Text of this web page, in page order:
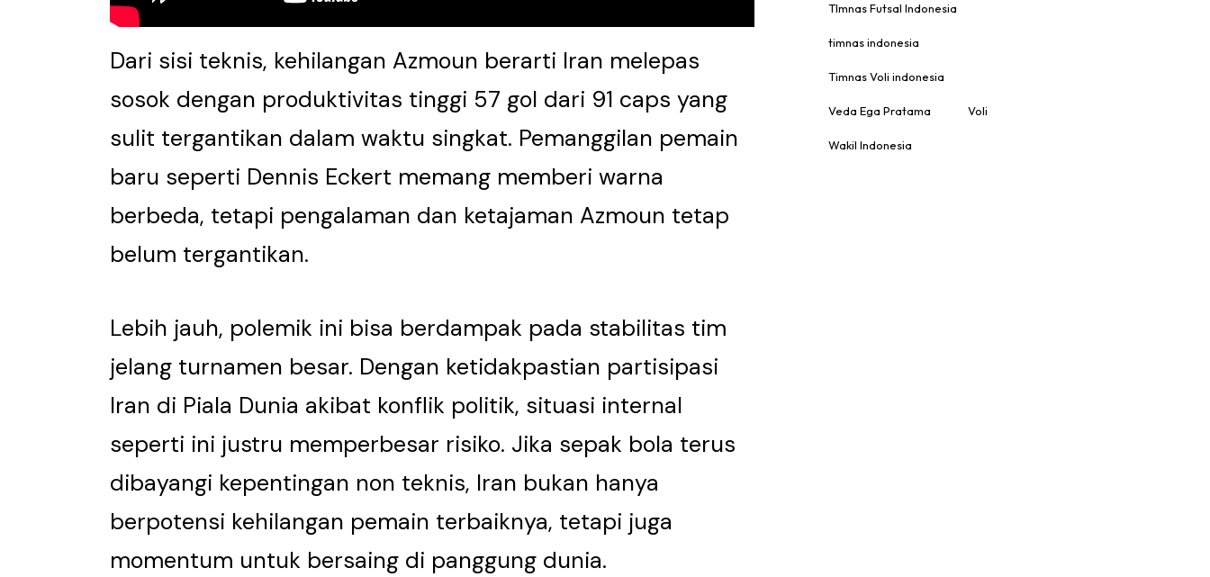
Dari sisi teknis, kehilangan Azmoun berarti Iran melepas
sosok dengan produktivitas tinggi 57 gol dari 91 caps yang
sulit tergantikan dalam waktu singkat. Pemanggilan pemain
baru seperti Dennis Eckert memang memberi warna
berbeda, tetapi pengalaman dan ketajaman Azmoun tetap
belum tergantikan.
Lebih jauh, polemik ini bisa berdampak pada stabilitas tim
jelang turnamen besar. Dengan ketidakpastian partisipasi
Iran di Piala Dunia akibat konflik politik, situasi internal
seperti ini justru memperbesar risiko. Jika sepak bola terus
dibayangi kepentingan non teknis, Iran bukan hanya
berpotensi kehilangan pemain terbaiknya, tetapi juga
momentum untuk bersaing di panggung dunia.
TImnas Futsal Indonesia
timnas indonesia
Timnas Voli indonesia
Veda Ega Pratama Voli
Wakil Indonesia